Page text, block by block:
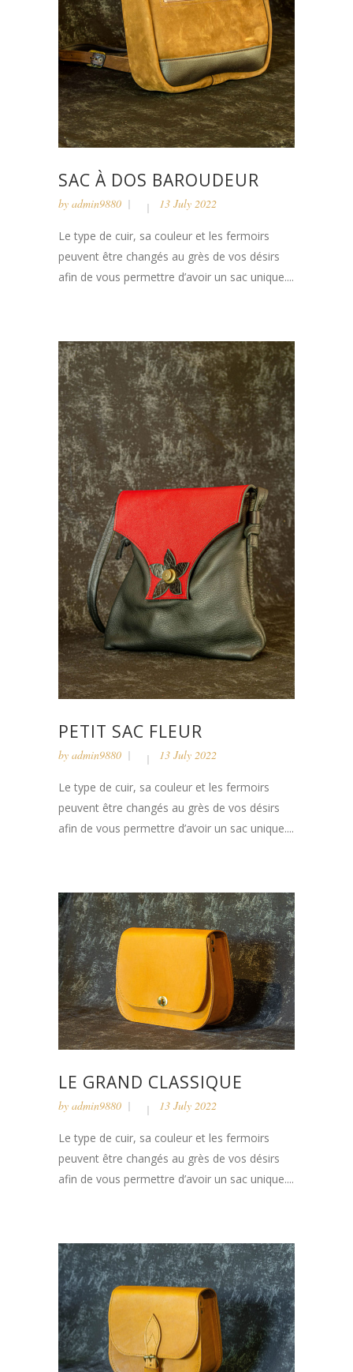
SAC À DOS BAROUDEUR
by admin9880 13 July 2022
Le type de cuir, sa couleur et les fermoirs
peuvent être changés au grès de vos désirs
afin de vous permettre d’avoir un sac unique....
PETIT SAC FLEUR
by admin9880 13 July 2022
Le type de cuir, sa couleur et les fermoirs
peuvent être changés au grès de vos désirs
afin de vous permettre d’avoir un sac unique....
LE GRAND CLASSIQUE
by admin9880 13 July 2022
Le type de cuir, sa couleur et les fermoirs
peuvent être changés au grès de vos désirs
afin de vous permettre d’avoir un sac unique....